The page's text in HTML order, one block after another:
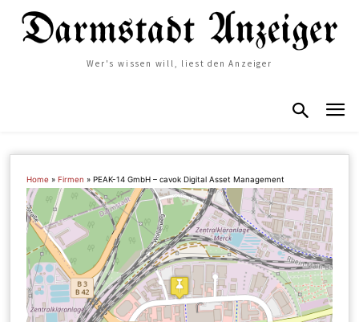
Wer's wissen will, liest den Anzeiger
Home »Firmen »PEAK-14 GmbH – cavok Digital Asset Management